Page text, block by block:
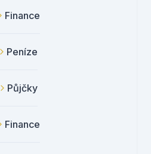
Finance
Peníze
Půjčky
Finance